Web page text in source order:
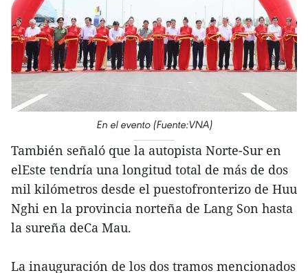
En el evento (Fuente:VNA)
También señaló que la autopista Norte-Sur en
elEste tendría una longitud total de más de dos
mil kilómetros desde el puestofronterizo de Huu
Nghi en la provincia norteña de Lang Son hasta
la sureña deCa Mau.
La inauguración de los dos tramos mencionados